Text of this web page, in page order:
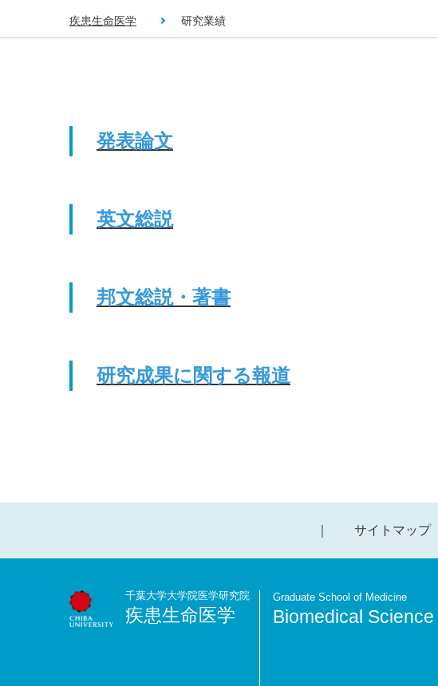
疾患生命医学 研究業績
発表論文
英文総説
邦文総説・著書
研究成果に関する報道
サイトマップ
千葉大学大学院医学研究院
疾患生命医学
Graduate School of Medicine
Biomedical Science